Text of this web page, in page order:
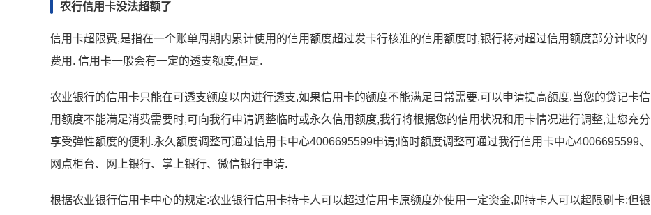
农行信用卡没法超额了
信用卡超限费,是指在一个账单周期内累计使用的信用额度超过发卡行核准的信用额度时,银行将对超过信用额度部分计收的
费用. 信用卡一般会有一定的透支额度,但是.
农业银行的信用卡只能在可透支额度以内进行透支,如果信用卡的额度不能满足日常需要,可以申请提高额度.当您的贷记卡信
用额度不能满足消费需要时,可向我行申请调整临时或永久信用额度,我行将根据您的信用状况和用卡情况进行调整,让您充分
享受弹性额度的便利.永久额度调整可通过信用卡中心4006695599申请;临时额度调整可通过我行信用卡中心4006695599、
网点柜台、网上银行、掌上银行、微信银行申请.
根据农业银行信用卡中心的规定:农业银行信用卡持卡人可以超过信用卡原额度外使用一定资金,即持卡人可以超限刷卡;但银